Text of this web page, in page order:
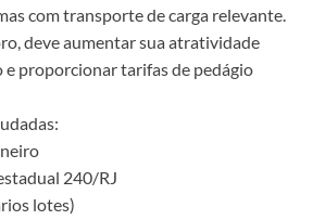
com transporte de carga relevante.
deve aumentar sua atratividade
e proporcionar tarifas de pedágio
240/RJ
lotes)